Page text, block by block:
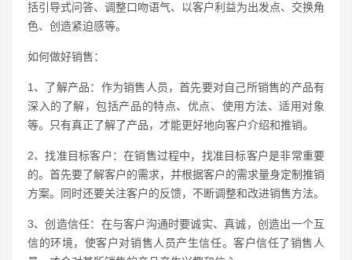
括引导式问答、调整口吻语气、以客户利益为出发点、交换角
色、创造紧迫感等。
如何做好销售：
1、了解产品：作为销售人员，首先要对自己所销售的产品有
深入的了解，包括产品的特点、优点、使用方法、适用对象
等。只有真正了解了产品，才能更好地向客户介绍和推销。
2、找准目标客户：在销售过程中，找准目标客户是非常重要
的。首先要了解客户的需求，并根据客户的需求量身定制推销
方案。同时还要关注客户的反馈，不断调整和改进销售方法。
3、创造信任：在与客户沟通时要诚实、真诚，创造出一个互
信的环境，使客户对销售人员产生信任。客户信任了销售人